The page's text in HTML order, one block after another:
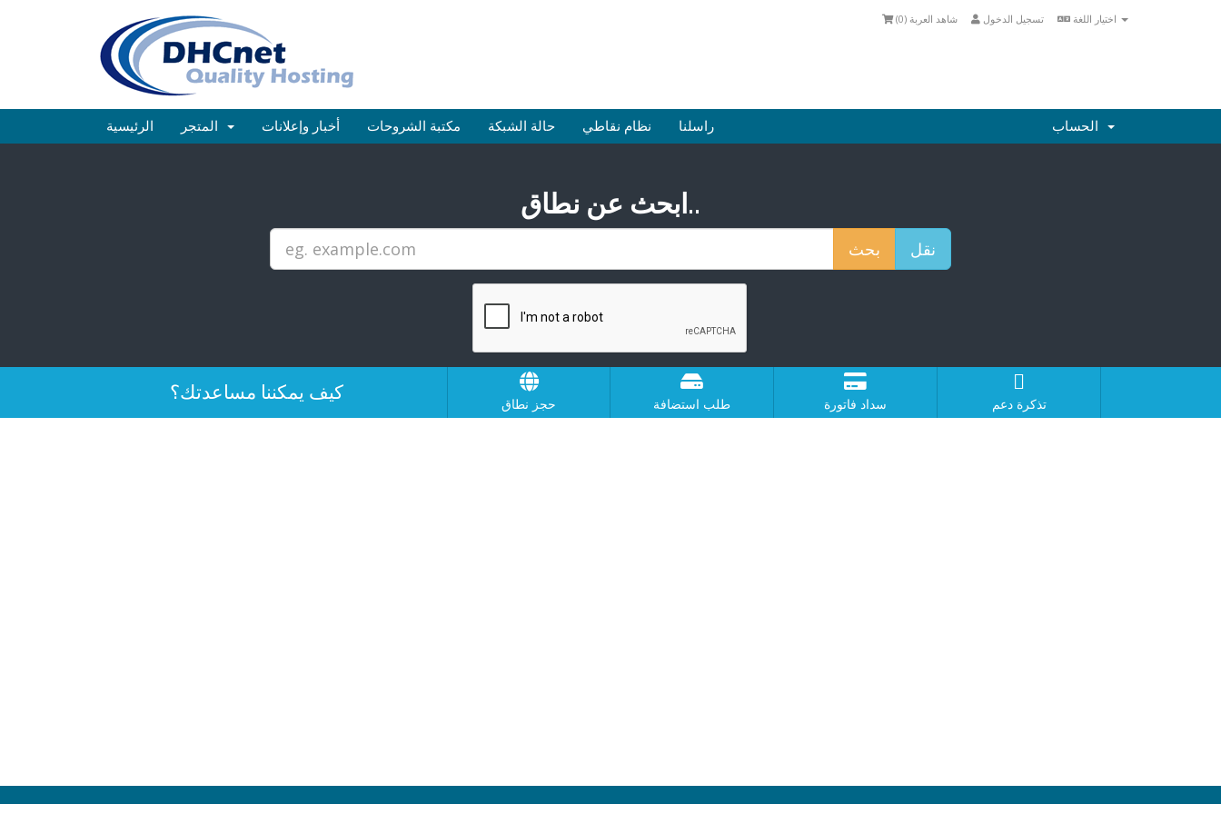
تسجيل الدخول شاهد العربة (0
)
الرئيسية أخبار وإعلانات مكتبة الشروحات حالة الشبكة نظام نقاطي راسلنا
ابحث عن نطاق..
كيف يمكننا مساعدتك؟ حجز نطاق طلب استضافة سداد فاتورة تذكرة دعم